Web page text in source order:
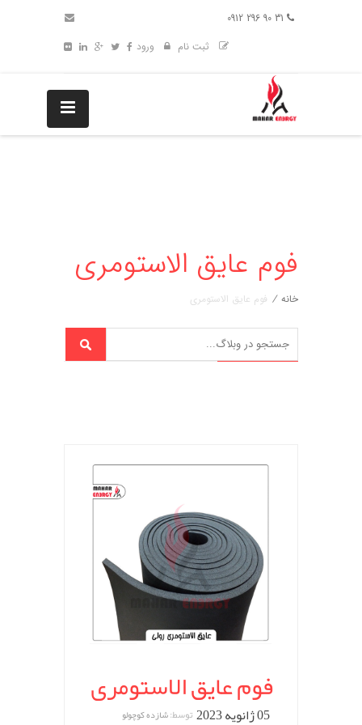
ثبت نام
ورود
فوم عایق الاستومری
خانه / فوم عایق الاستومری
فوم عایق الاستومری
05 ژانویه 2023 توسط:شازده کوچولو